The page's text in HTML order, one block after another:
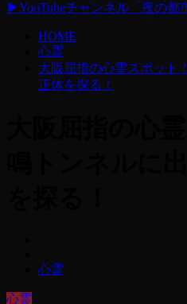
▶YouTubeチャンネル「夜の都
HOME
心霊
大阪屈指の心霊スポット
正体を探る！
心霊
心霊